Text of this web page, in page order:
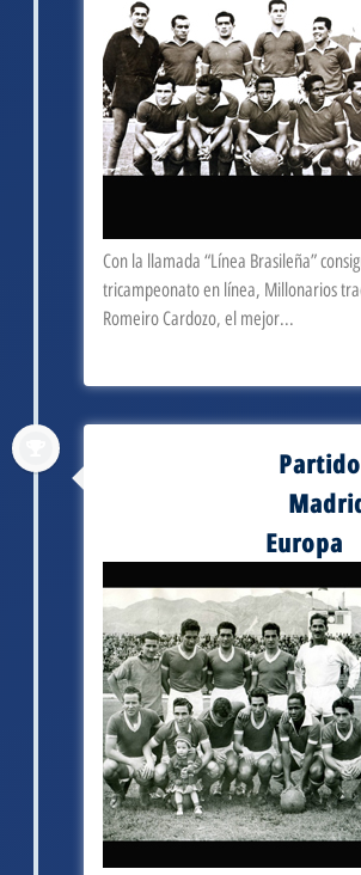
Con la llamada “Línea Brasileña”
tricampeonato en línea, Millonarios
Romeiro Cardozo, el mejor...
Europa